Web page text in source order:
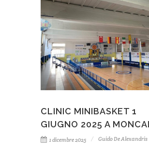
CLINIC MINIBASKET 1
GIUGNO 2025 A
1 dicembre 2025 Guido De Alexandris